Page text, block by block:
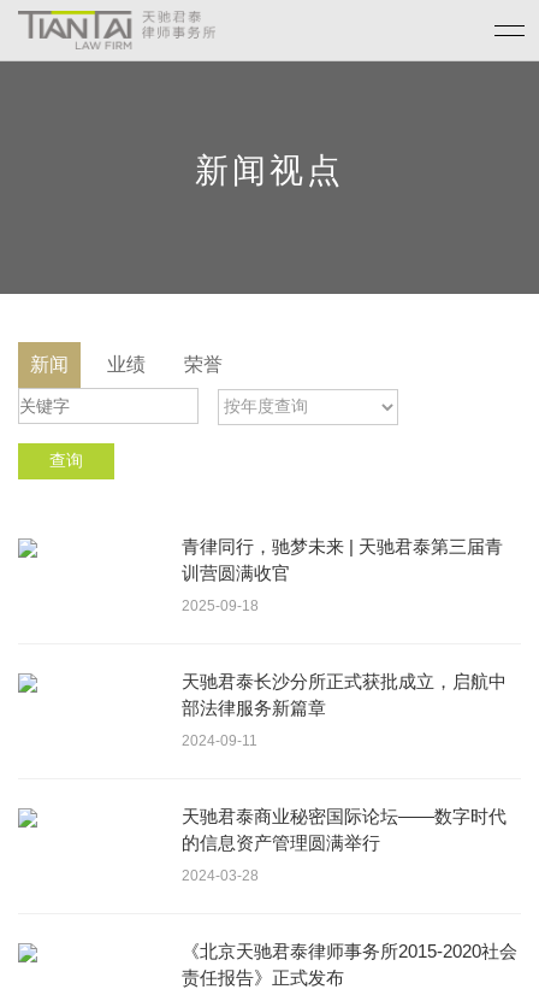
新闻视点
新闻 业绩 荣誉
青律同行，驰梦未来 | 天驰君泰第三届青
训营圆满收官
2025-09-18
天驰君泰长沙分所正式获批成立，启航中
部法律服务新篇章
2024-09-11
天驰君泰商业秘密国际论坛——数字时代
的信息资产管理圆满举行
2024-03-28
《北京天驰君泰律师事务所2015-2020社会
责任报告》正式发布